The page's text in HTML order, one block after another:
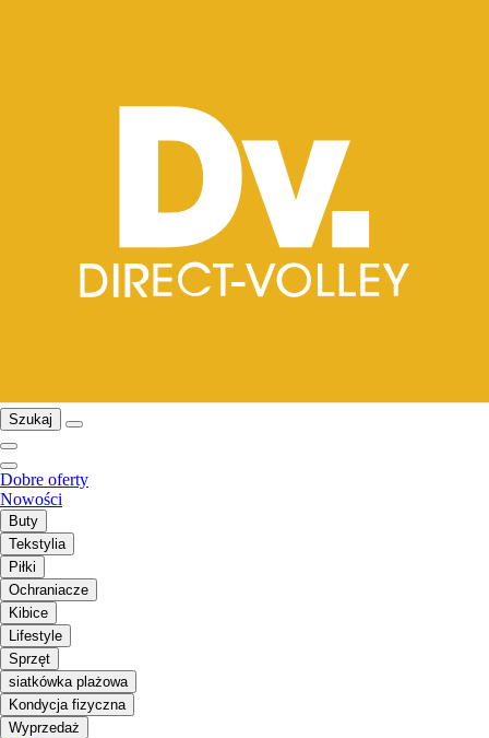
Szukaj
Dobre oferty
Nowości
Buty
Tekstylia
Piłki
Ochraniacze
Kibice
Lifestyle
Sprzęt
siatkówka plażowa
Kondycja fizyczna
Wyprzedaż